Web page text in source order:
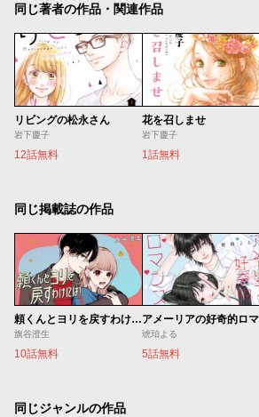
同じ著者の作品・関連作品
リビングの松永さん
岩下慶子
12話無料
花を召しませ
岩下慶子
1話無料
同じ掲載誌の作品
頼くんとヨリを戻すわけには！
旗谷澄生
10話無料
琥珀よる
5話無料
同じジャンルの作品